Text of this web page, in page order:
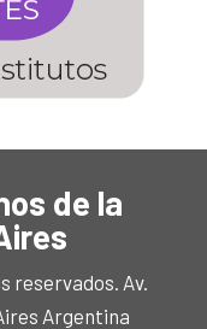
de la
reservados. Av.
Argentina